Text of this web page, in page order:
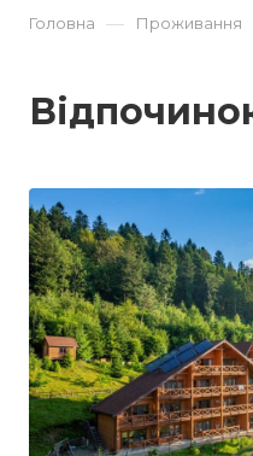
Головна — Проживання